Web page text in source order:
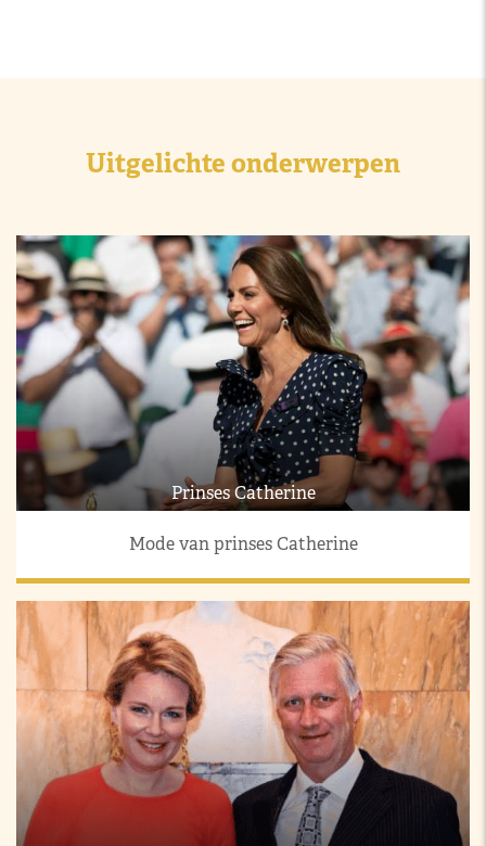
Uitgelichte onderwerpen
Prinses Catherine
Mode van prinses Catherine